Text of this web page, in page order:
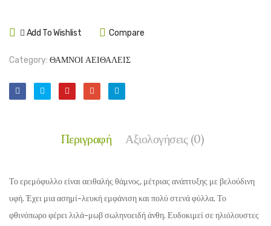
Add To Wishlist Compare
Category: ΘΑΜΝΟΙ ΑΕΙΘΑΛΕΙΣ
Περιγραφή Αξιολογήσεις (0)
Το ερεμόφυλλο είναι αειθαλής θάμνος, μέτριας ανάπτυξης με βελούδινη
υφή. Έχει μια ασημί-λευκή εμφάνιση και πολύ στενά φύλλα. Το
φθινόπωρο φέρει λιλά-μωβ σωληνοειδή άνθη. Ευδοκιμεί σε ηλιόλουστες